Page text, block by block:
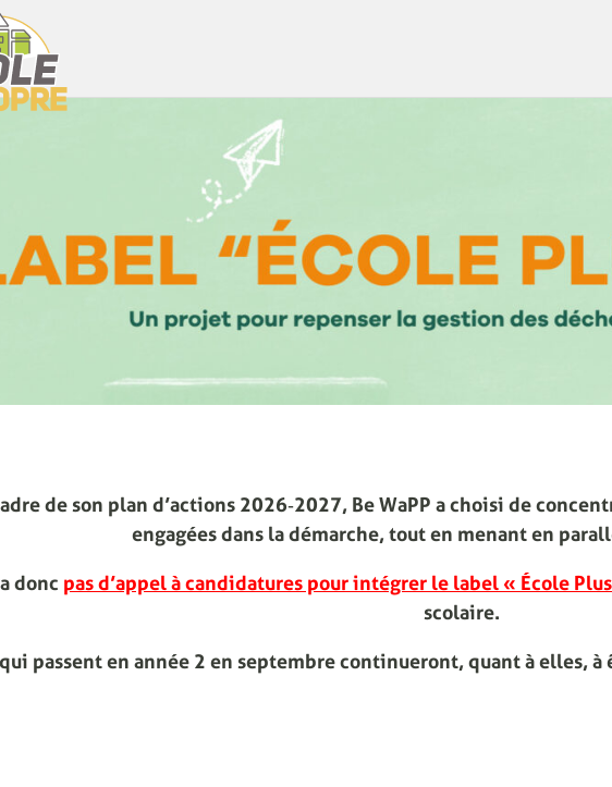
de son plan d’actions 2026‑2027, Be WaPP a choisi de
engagées dans la démarche, tout en menant en
donc pas d’appel à candidatures pour intégrer le label « École
scolaire.
passent en année 2 en septembre continueront, quant à elles, à